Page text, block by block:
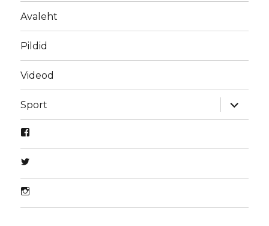
Avaleht
Pildid
Videod
Sport
laienda